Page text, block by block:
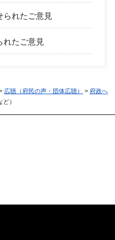
られたご意見
れたご意見
広聴（府民の声・団体広聴） > 府政へ
）